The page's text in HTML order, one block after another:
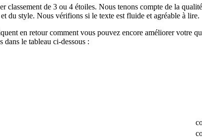
de 3 ou 4 étoiles. Nous tenons compte de la
du style. Nous vérifions si le texte est fluide et agréable à lire.
en retour comment vous pouvez encore améliorer votre
dans le tableau ci-dessous :